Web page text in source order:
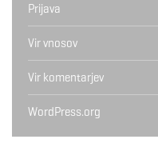
Prijava
Vir vnosov
Vir komentarjev
WordPress.org